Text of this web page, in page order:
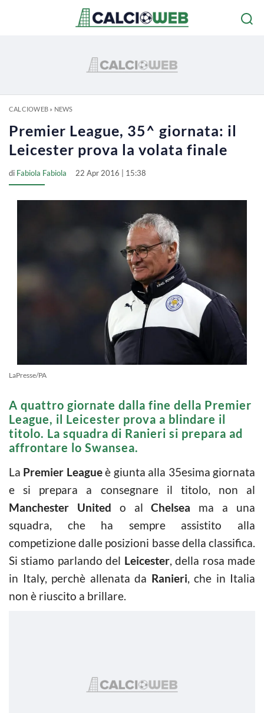
CALCIOWEB» NEWS
Premier League, 35^ giornata: il
Leicester prova la volata finale
di Fabiola Fabiola 22 Apr 2016 | 15:38
LaPresse/PA
A quattro giornate dalla fine della Premier
League, il Leicester prova a blindare il
titolo. La squadra di Ranieri si prepara ad
affrontare lo Swansea.
La Premier Leagueè giunta alla 35esima giornata
e si prepara a consegnare il titolo, non al
Manchester
United o alChelsea ma a una
squadra, che ha sempre assistito alla
competizione dalle posizioni basse della classifica.
Si stiamo parlando del Leicester, della rosa made
in Italy, perchè allenata da Ranieri, che in Italia
non è riuscito a brillare.